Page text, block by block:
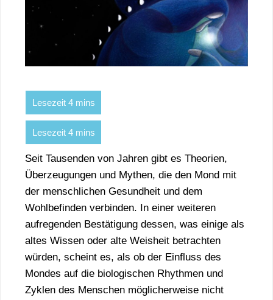
Seit Tausenden von Jahren gibt es Theorien,
Überzeugungen und Mythen, die den Mond mit
der menschlichen Gesundheit und dem
Wohlbefinden verbinden. In einer weiteren
aufregenden Bestätigung dessen, was einige als
altes Wissen oder alte Weisheit betrachten
würden, scheint es, als ob der Einfluss des
Mondes auf die biologischen Rhythmen und
Zyklen des Menschen möglicherweise nicht